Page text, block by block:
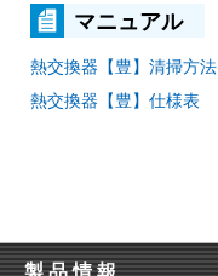
マニュアル
熱交換器【豊】清掃方法
熱交換器【豊】仕様表
製品情報